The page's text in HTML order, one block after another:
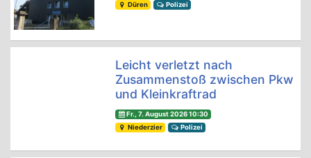
Düren
Polizei
Leicht verletzt nach
Zusammenstoß zwischen Pkw
und Kleinkraftrad
Fr., 7. August 2026 10:30
Niederzier
Polizei